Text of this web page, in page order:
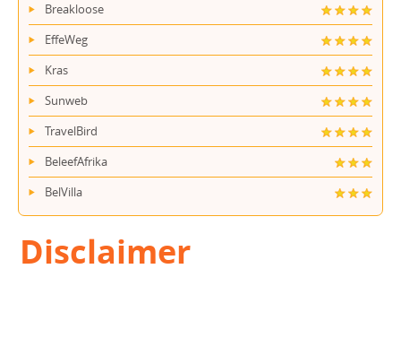
Breakloose
EffeWeg
Kras
Sunweb
TravelBird
BeleefAfrika
BelVilla
Disclaimer